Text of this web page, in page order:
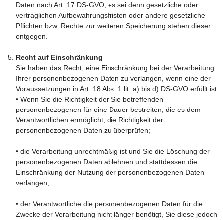
Daten nach Art. 17 DS-GVO, es sei denn gesetzliche oder
vertraglichen Aufbewahrungsfristen oder andere gesetzliche
Pflichten bzw. Rechte zur weiteren Speicherung stehen dieser
entgegen.
Recht auf Einschränkung
Sie haben das Recht, eine Einschränkung bei der Verarbeitung
Ihrer personenbezogenen Daten zu verlangen, wenn eine der
Voraussetzungen in Art. 18 Abs. 1 lit. a) bis d) DS-GVO erfüllt ist:
• Wenn Sie die Richtigkeit der Sie betreffenden
personenbezogenen für eine Dauer bestreiten, die es dem
Verantwortlichen ermöglicht, die Richtigkeit der
personenbezogenen Daten zu überprüfen;
• die Verarbeitung unrechtmäßig ist und Sie die Löschung der
personenbezogenen Daten ablehnen und stattdessen die
Einschränkung der Nutzung der personenbezogenen Daten
verlangen;
• der Verantwortliche die personenbezogenen Daten für die
Zwecke der Verarbeitung nicht länger benötigt, Sie diese jedoch